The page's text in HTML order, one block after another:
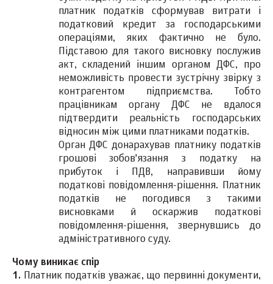
платник податків сформував витрати і
податковий кредит за господарськими
операціями, яких фактично не було.
Підставою для такого висновку послужив
акт, складений іншим органом ДФС, про
неможливість провести зустрічну звірку з
контрагентом підприємства. Тобто
працівникам органу ДФС не вдалося
підтвердити реальність господарських
відносин між цими платниками податків.
Орган ДФС донарахував платнику податків
грошові зобов'язання з податку на
прибуток і ПДВ, направивши йому
податкові повідомлення-рішення. Платник
податків не погодився з такими
висновками й оскаржив податкові
повідомлення-рішення, звернувшись до
адміністративного суду.
Чому виникає спір
1.
Платник податків уважає, що первинні документи,